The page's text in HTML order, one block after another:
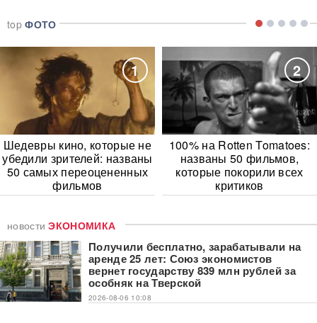
topФОТО
1
Шедевры кино, которые не
убедили зрителей: названы
50 самых переоцененных
фильмов
2
100% на Rotten Tomatoes:
названы 50 фильмов,
которые покорили всех
критиков
новостиЭКОНОМИКА
Получили бесплатно, зарабатывали на
аренде 25 лет: Союз экономистов
вернет государству 839 млн рублей за
особняк на Тверской
2026-08-06 10:08